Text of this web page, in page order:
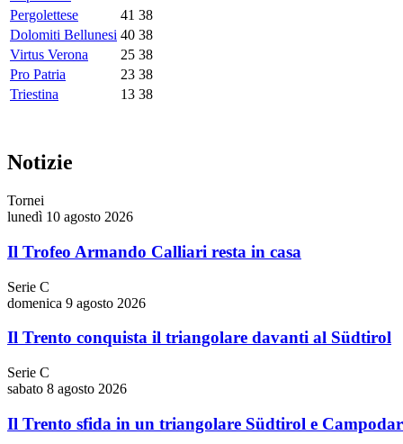
Pergolettese
41 38
Dolomiti Bellunesi 40 38
Virtus Verona
25 38
Pro Patria
23 38
Triestina
13 38
Notizie
Tornei
lunedì 10 agosto 2026
Il Trofeo Armando Calliari resta in casa
Serie C
domenica 9 agosto 2026
Il Trento conquista il triangolare davanti al Südtirol
Serie C
sabato 8 agosto 2026
Il Trento sfida in un triangolare Südtirol e